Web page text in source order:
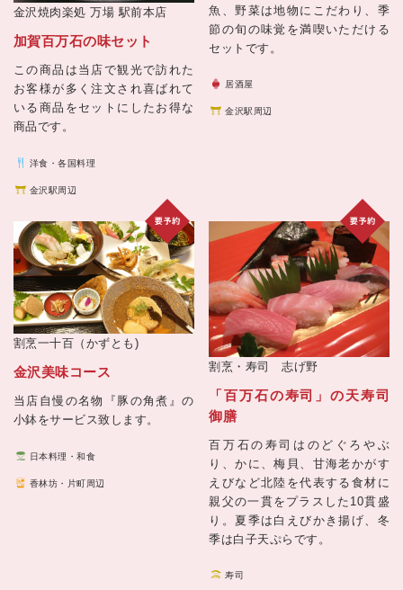
金沢焼肉楽処 万場 駅前本店
加賀百万石の味セット
この商品は当店で観光で訪れた
お客様が多く注文され喜ばれて
いる商品をセットにしたお得な
商品です。
洋食・各国料理
金沢駅周辺
魚、野菜は地物にこだわり、季
節の旬の味覚を満喫いただける
セットです。
居酒屋
金沢駅周辺
割烹一十百（かずとも)
金沢美味コース
当店自慢の名物『豚の角煮』の
小鉢をサービス致します。
日本料理・和食
香林坊・片町周辺
割烹・寿司 志げ野
「百万石の寿司」の天寿司
御膳
百万石の寿司はのどぐろやぶ
り、かに、梅貝、甘海老かがす
えびなど北陸を代表する食材に
親父の一貫をプラスした10貫盛
り。夏季は白えびかき揚げ、冬
季は白子天ぷらです。
寿司